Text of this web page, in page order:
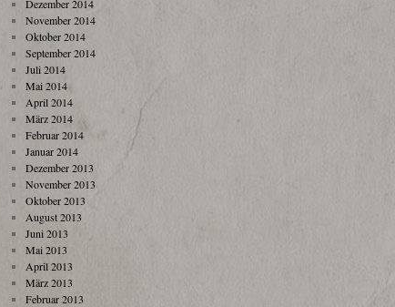
Dezember 2014
November 2014
Oktober 2014
September 2014
Juli 2014
Mai 2014
April 2014
März 2014
Februar 2014
Januar 2014
Dezember 2013
November 2013
Oktober 2013
August 2013
Juni 2013
Mai 2013
April 2013
März 2013
Februar 2013